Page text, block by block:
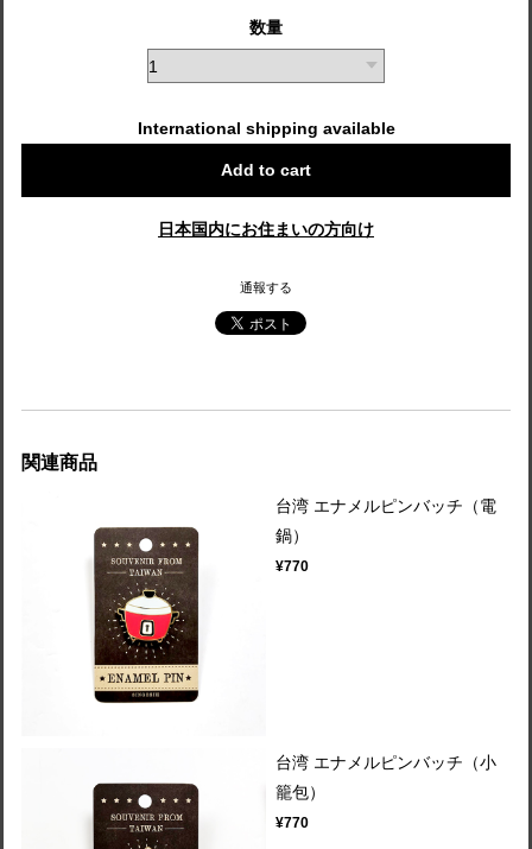
数量
International shipping available
Add to cart
日本国内にお住まいの方向け
通報する
関連商品
台湾 エナメルピンバッチ（電
鍋）
¥770
台湾 エナメルピンバッチ（小
籠包）
¥770